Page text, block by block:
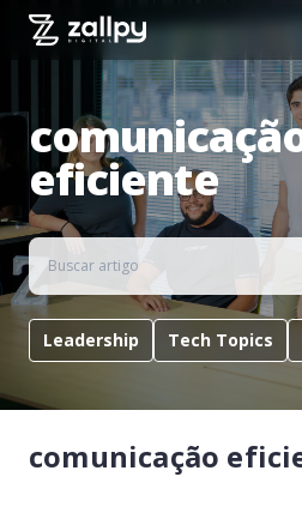
eficiente
Leadership Tech Topics
comunicação